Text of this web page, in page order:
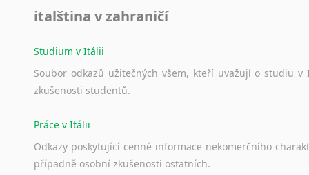
italština v zahraničí
Studium v Itálii
Soubor odkazů užitečných všem, kteří uvažují o studiu v
zkušenosti studentů.
Práce v Itálii
Odkazy poskytující cenné informace nekomerčního
případně osobní zkušenosti ostatních.